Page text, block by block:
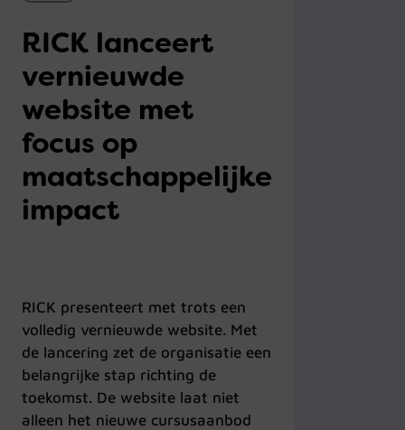
RICK lanceert
vernieuwde
website met
focus op
maatschappelijke
impact
RICK presenteert met trots een
volledig vernieuwde website. Met
de lancering zet de organisatie een
belangrijke stap richting de
toekomst. De website laat niet
alleen het nieuwe cursusaanbod